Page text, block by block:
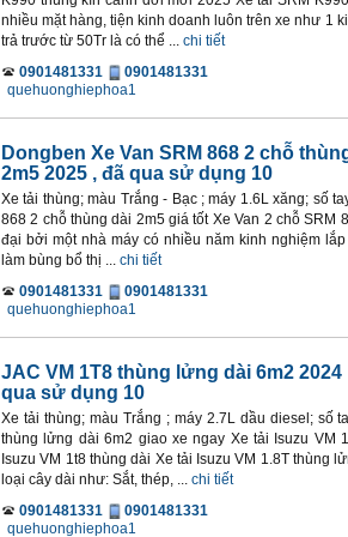
nhiều mặt hàng, tiện kinh doanh luôn trên xe như 1
trả trước từ 50Tr là có thể ... chi tiết
0901481331
0901481331
quehuonghiephoa1
Dongben Xe Van SRM 868 2 chỗ
2m5 2025 , đã qua sử dụng 10
Xe tải thùng; màu Trắng - Bạc ; máy 1.6L xăng; số
868 2 chỗ thùng dài 2m5 giá tốt Xe Van 2 chỗ SRM
đại bởi một nhà máy có nhiều năm kinh nghiệm
làm bùng bổ thị ... chi tiết
0901481331
0901481331
quehuonghiephoa1
JAC VM 1T8 thùng lửng dài 6m2 2024
qua sử dụng 10
Xe tải thùng; màu Trắng ; máy 2.7L dầu diesel; số
thùng lửng dài 6m2 giao xe ngay Xe tải Isuzu VM
Isuzu VM 1t8 thùng dài Xe tải Isuzu VM 1.8T thùng
loại cây dài như: Sắt, thép, ... chi tiết
0901481331
0901481331
quehuonghiephoa1